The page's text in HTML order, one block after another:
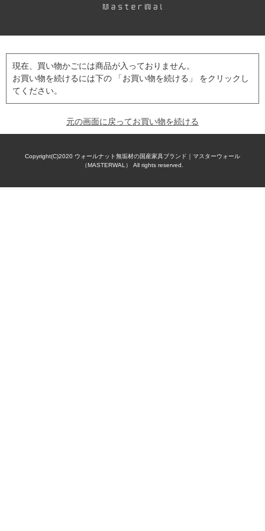
現在、買い物かごには商品が入っておりません。
お買い物を続けるには下の 「お買い物を続ける」 をクリックし
てください。
元の画面に戻ってお買い物を続ける
Copyright(C)2020 ウォールナット無垢材の国産家具ブランド｜マスターウォール
（MASTERWAL） All rights reserved.